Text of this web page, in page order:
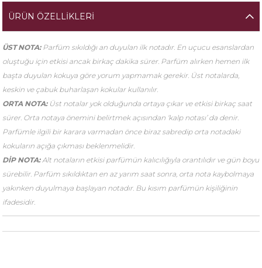
ÜRÜN ÖZELLIKLERI
ÜST NOTA:Parfüm sıkıldığı an duyulan ilk notadır. En uçucu esanslardan
oluştuğu için etkisi ancak birkaç dakika sürer. Parfüm alırken hemen ilk
başta duyulan kokuya göre yorum yapmamak gerekir. Üst notalarda,
keskin ve çabuk buharlaşan kokular kullanılır.
ORTA NOTA: Üst notalar yok olduğunda ortaya çıkar ve etkisi birkaç saat
sürer. Orta notaya önemini belirtmek açısından ‘kalp notası’ da denir.
Parfümle ilgili bir karara varmadan önce biraz sabredip orta notadaki
kokuların açığa çıkması beklenmelidir.
DİP NOTA:Alt notaların etkisi parfümün kalıcılığıyla orantılıdır ve gün boyu
sürebilir. Parfüm sıkıldıktan en az yarım saat sonra, orta nota kaybolmaya
yakınken duyulmaya başlayan notadır. Bu kısım parfümün kişiliğinin
ifadesidir.